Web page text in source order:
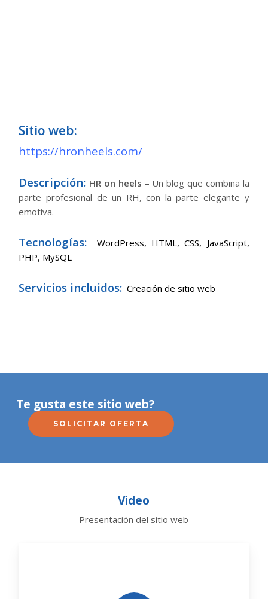
Sitio web:
https://hronheels.com/
Descripción: HR on heels – Un blog que combina la
parte profesional de un RH, con la parte elegante y
emotiva.
Tecnologías: WordPress, HTML, CSS, JavaScript,
PHP, MySQL
Servicios incluidos: Creación de sitio web
Te gusta este sitio web?
SOLICITAR OFERTA
Video
Presentación del sitio web
Play Video